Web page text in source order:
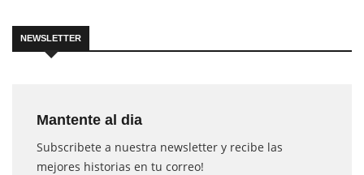
NEWSLETTER
Mantente al dia
Subscribete a nuestra newsletter y recibe las
mejores historias en tu correo!